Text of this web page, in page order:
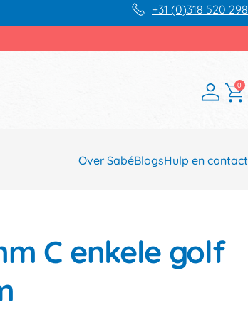
+31 (0)318 520 298
0
Over SabéBlogsHulp en contact
C enkele golf